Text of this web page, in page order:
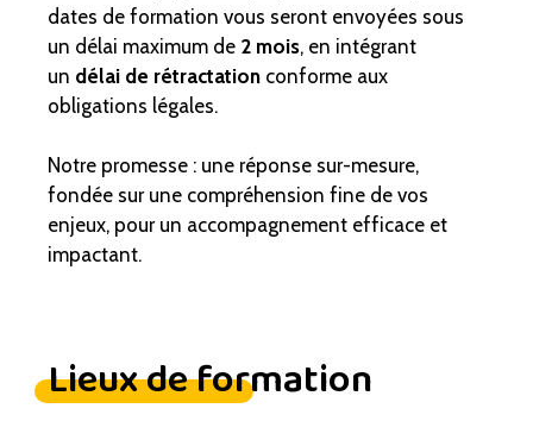
dates de formation vous seront envoyées sous
un délai maximum de 2 mois, en intégrant
un délai de rétractation conforme aux
obligations légales.
Notre promesse : une réponse sur-mesure,
fondée sur une compréhension fine de vos
enjeux, pour un accompagnement efficace et
impactant.
Lieux de formation